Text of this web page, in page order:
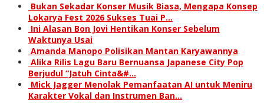
Bukan Sekadar Konser Musik Biasa, Mengapa Konsep
Lokarya Fest 2026 Sukses Tuai P…
Ini Alasan Bon Jovi Hentikan Konser Sebelum
Waktunya Usai
Amanda Manopo Polisikan Mantan Karyawannya
Alika Rilis Lagu Baru Bernuansa Japanese City Pop
Berjudul “Jatuh Cinta&#…
Mick Jagger Menolak Pemanfaatan AI untuk Meniru
Karakter Vokal dan Instrumen Ban…